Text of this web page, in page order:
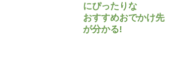
にぴったりな
おすすめおでかけ先
が分かる!